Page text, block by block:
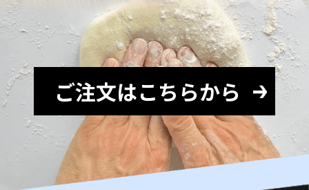
ご注文はこちらから